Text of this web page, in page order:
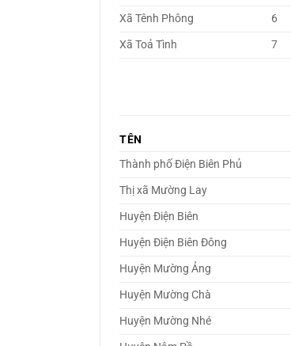
Xã Tênh Phông
6
Xã Toả Tình
7
TÊN
Thành phố Điện Biên Phủ
Thị xã Mường Lay
Huyện Điện Biên
Huyện Điện Biên Đông
Huyện Mường Ảng
Huyện Mường Chà
Huyện Mường Nhé